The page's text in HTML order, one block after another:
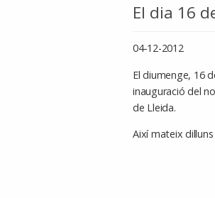
El dia 16
04-12-2012
El diumenge, 16
inauguració del
de Lleida.
Així mateix